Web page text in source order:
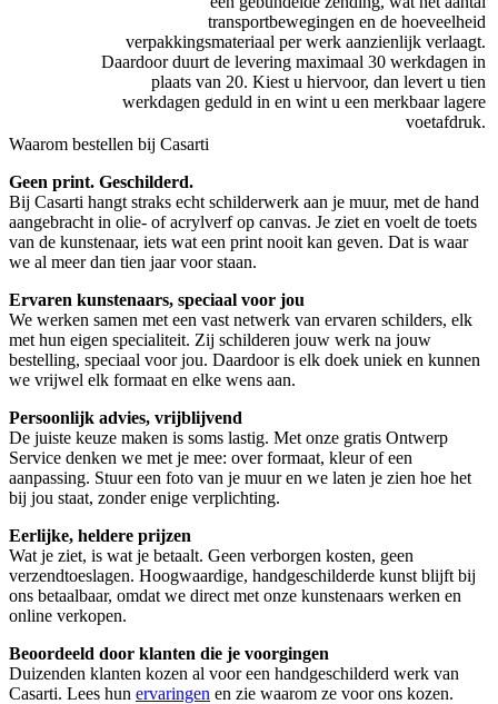
transportbewegingen en de hoeveelheid
verpakkingsmateriaal per werk aanzienlijk verlaagt.
Daardoor duurt de levering maximaal 30 werkdagen in
plaats van 20. Kiest u hiervoor, dan levert u tien
werkdagen geduld in en wint u een merkbaar lagere
voetafdruk.
Waarom bestellen bij Casarti
Geen print. Geschilderd.
Bij Casarti hangt straks echt schilderwerk aan je muur, met de hand
aangebracht in olie- of acrylverf op canvas. Je ziet en voelt de toets
van de kunstenaar, iets wat een print nooit kan geven. Dat is waar
we al meer dan tien jaar voor staan.
Ervaren kunstenaars, speciaal voor jou
We werken samen met een vast netwerk van ervaren schilders, elk
met hun eigen specialiteit. Zij schilderen jouw werk na jouw
bestelling, speciaal voor jou. Daardoor is elk doek uniek en kunnen
we vrijwel elk formaat en elke wens aan.
Persoonlijk advies, vrijblijvend
De juiste keuze maken is soms lastig. Met onze gratis Ontwerp
Service denken we met je mee: over formaat, kleur of een
aanpassing. Stuur een foto van je muur en we laten je zien hoe het
bij jou staat, zonder enige verplichting.
Eerlijke, heldere prijzen
Wat je ziet, is wat je betaalt. Geen verborgen kosten, geen
verzendtoeslagen. Hoogwaardige, handgeschilderde kunst blijft bij
ons betaalbaar, omdat we direct met onze kunstenaars werken en
online verkopen.
Beoordeeld door klanten die je voorgingen
Duizenden klanten kozen al voor een handgeschilderd werk van
Casarti. Lees hun ervaringen en zie waarom ze voor ons kozen.